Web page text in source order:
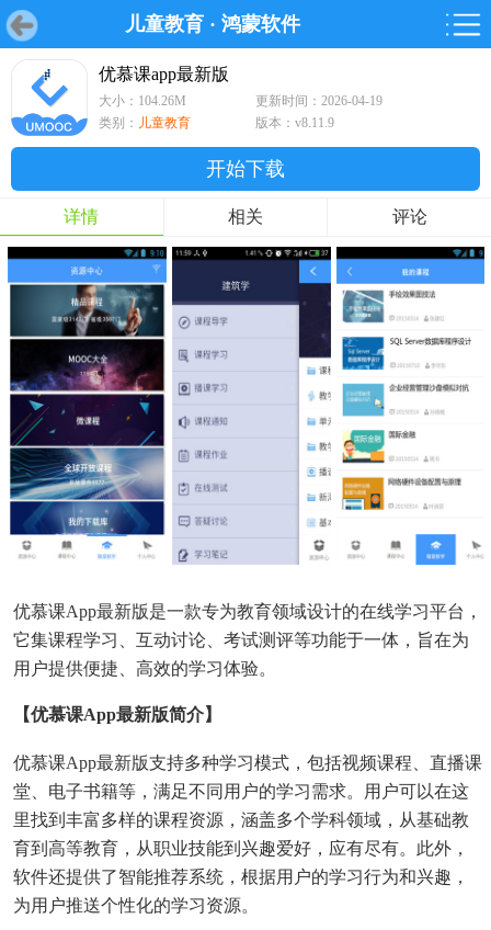
儿童教育 · 鸿蒙软件
首页 游戏 软件
首页 游戏 软件 鸿蒙
游戏
鸿蒙
软件
专题
优慕课app最新版
大小：104.26M
更新时间：2026-04-19
类别： 儿童教育 版本：v8.11.9
开始下载
详情 相关 评论
优慕课app最新版是一款专为教育领域设计的在线学习平台，
它集课程学习、互动讨论、考试测评等功能于一体，旨在为
用户提供便捷、高效的学习体验。
【优慕课app最新版简介】
优慕课app最新版支持多种学习模式，包括视频课程、直播课
堂、电子书籍等，满足不同用户的学习需求。用户可以在这
里找到丰富多样的课程资源，涵盖多个学科领域，从基础教
育到高等教育，从职业技能到兴趣爱好，应有尽有。此外，
软件还提供了智能推荐系统，根据用户的学习行为和兴趣，
为用户推送个性化的学习资源。